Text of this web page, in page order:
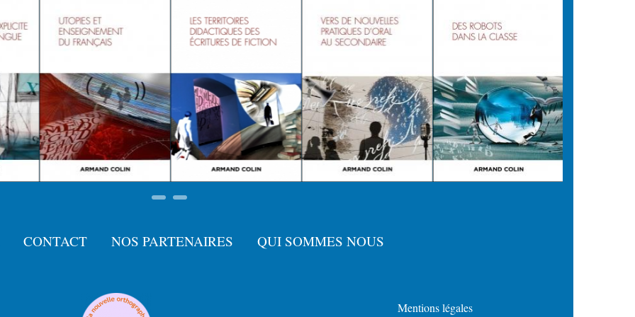
CONTACT NOS PARTENAIRES QUI SOMMES NOUS
Mentions légales